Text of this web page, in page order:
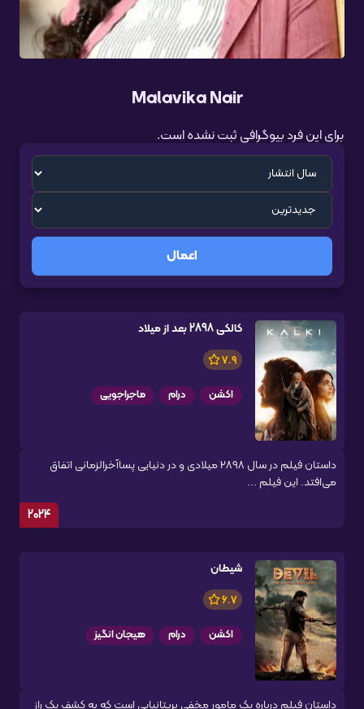
Malavika Nair
برای این فرد بیوگرافی ثبت نشده است.
اعمال
کالکی 2898 بعد از میلاد
7.9
اکشن درام ماجراجویی
داستان فیلم در سال 2898 میلادی و در دنیایی پساآخرالزمانی اتفاق
می‌افتد. این فیلم ...
2024
شیطان
6.7
اکشن درام هیجان انگیز
داستان فیلم درباره یک مامور مخفی بریتانیایی است که به کشف یک راز